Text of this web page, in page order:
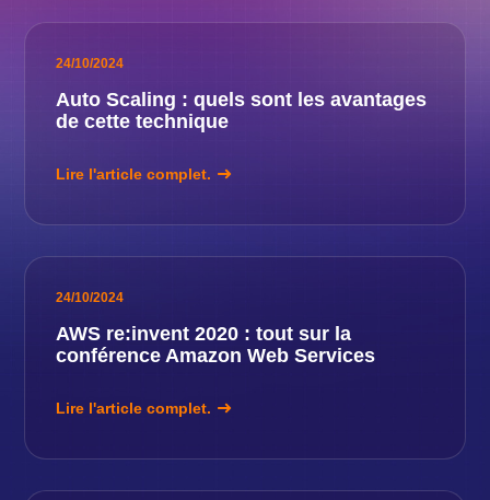
24/10/2024
Auto Scaling : quels sont les avantages
de cette technique
Lire l'article complet.
24/10/2024
AWS re:invent 2020 : tout sur la
conférence Amazon Web Services
Lire l'article complet.